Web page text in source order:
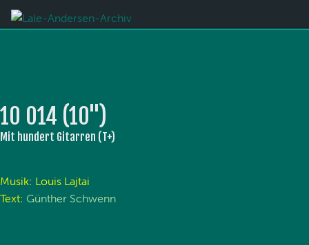
10 014 (10'')
Mit hundert Gitarren (T+)
Musik: Louis Lajtai
Text: Günther Schwenn